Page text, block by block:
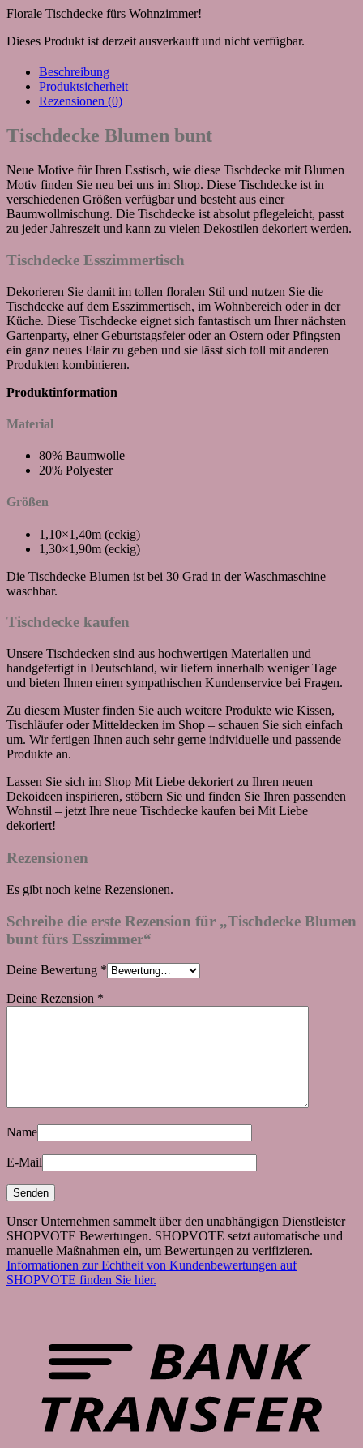
Florale Tischdecke fürs Wohnzimmer!
Dieses Produkt ist derzeit ausverkauft und nicht verfügbar.
Beschreibung
Produktsicherheit
Rezensionen (0)
Tischdecke Blumen bunt
Neue Motive für Ihren Esstisch, wie diese Tischdecke mit Blumen
Motiv finden Sie neu bei uns im Shop. Diese Tischdecke ist in
verschiedenen Größen verfügbar und besteht aus einer
Baumwollmischung. Die Tischdecke ist absolut pflegeleicht, passt
zu jeder Jahreszeit und kann zu vielen Dekostilen dekoriert werden.
Tischdecke Esszimmertisch
Dekorieren Sie damit im tollen floralen Stil und nutzen Sie die
Tischdecke auf dem Esszimmertisch, im Wohnbereich oder in der
Küche. Diese Tischdecke eignet sich fantastisch um Ihrer nächsten
Gartenparty, einer Geburtstagsfeier oder an Ostern oder Pfingsten
ein ganz neues Flair zu geben und sie lässt sich toll mit anderen
Produkten kombinieren.
Produktinformation
Material
80% Baumwolle
20% Polyester
Größen
1,10×1,40m (eckig)
1,30×1,90m (eckig)
Die Tischdecke Blumen ist bei 30 Grad in der Waschmaschine
waschbar.
Tischdecke kaufen
Unsere Tischdecken sind aus hochwertigen Materialien und
handgefertigt in Deutschland, wir liefern innerhalb weniger Tage
und bieten Ihnen einen sympathischen Kundenservice bei Fragen.
Zu diesem Muster finden Sie auch weitere Produkte wie Kissen,
Tischläufer oder Mitteldecken im Shop – schauen Sie sich einfach
um. Wir fertigen Ihnen auch sehr gerne individuelle und passende
Produkte an.
Lassen Sie sich im Shop Mit Liebe dekoriert zu Ihren neuen
Dekoideen inspirieren, stöbern Sie und finden Sie Ihren passenden
Wohnstil – jetzt Ihre neue Tischdecke kaufen bei Mit Liebe
dekoriert!
Rezensionen
Es gibt noch keine Rezensionen.
Schreibe die erste Rezension für „Tischdecke Blumen
bunt fürs Esszimmer“
Deine Bewertung *
Deine Rezension *
Name
E-Mail
Unser Unternehmen sammelt über den unabhängigen Dienstleister
SHOPVOTE Bewertungen. SHOPVOTE setzt automatische und
manuelle Maßnahmen ein, um Bewertungen zu verifizieren.
Informationen zur Echtheit von Kundenbewertungen auf
SHOPVOTE finden Sie hier.